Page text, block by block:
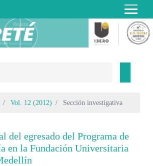
Vol. 12 (2012) Sección investigativa
del egresado del Programa de
en la Fundación Universitaria